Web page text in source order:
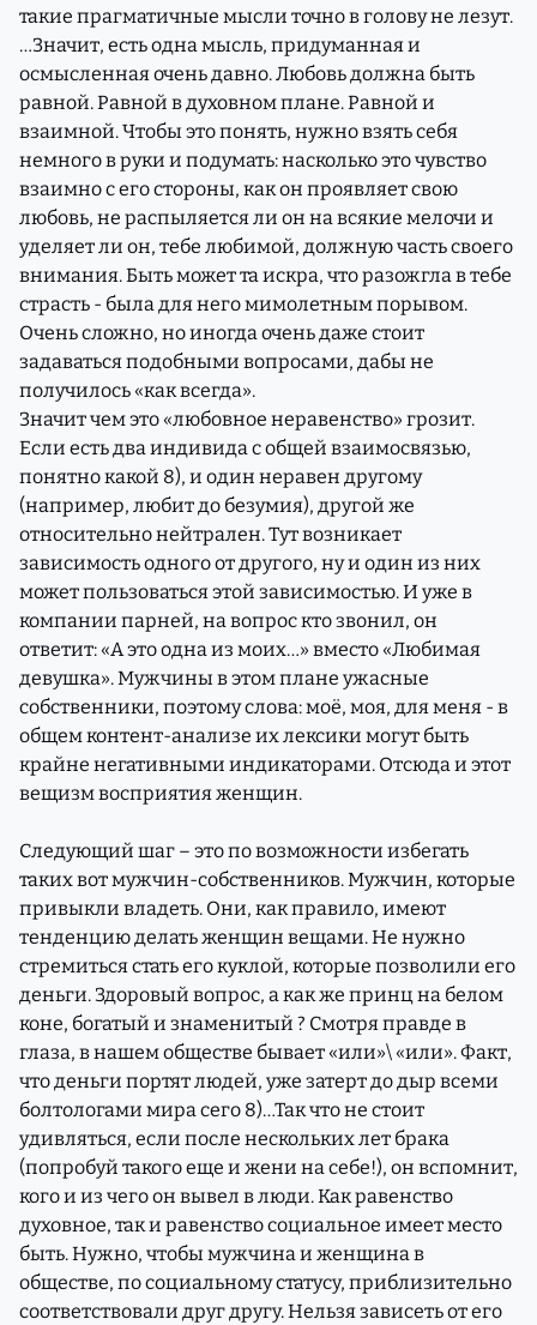
такие прагматичные мысли точно в голову не лезут.
…Значит, есть одна мысль, придуманная и
осмысленная очень давно. Любовь должна быть
равной. Равной в духовном плане. Равной и
взаимной. Чтобы это понять, нужно взять себя
немного в руки и подумать: насколько это чувство
взаимно с его стороны, как он проявляет свою
любовь, не распыляется ли он на всякие мелочи и
уделяет ли он, тебе любимой, должную часть своего
внимания. Быть может та искра, что разожгла в тебе
страсть - была для него мимолетным порывом.
Очень сложно, но иногда очень даже стоит
задаваться подобными вопросами, дабы не
получилось «как всегда».
Значит чем это «любовное неравенство» грозит.
Если есть два индивида с общей взаимосвязью,
понятно какой 8), и один неравен другому
(например, любит до безумия), другой же
относительно нейтрален. Тут возникает
зависимость одного от другого, ну и один из них
может пользоваться этой зависимостью. И уже в
компании парней, на вопрос кто звонил, он
ответит: «А это одна из моих…» вместо «Любимая
девушка». Мужчины в этом плане ужасные
собственники, поэтому слова: моё, моя, для меня - в
общем контент-анализе их лексики могут быть
крайне негативными индикаторами. Отсюда и этот
вещизм восприятия женщин.
Следующий шаг – это по возможности избегать
таких вот мужчин-собственников. Мужчин, которые
привыкли владеть. Они, как правило, имеют
тенденцию делать женщин вещами. Не нужно
стремиться стать его куклой, которые позволили его
деньги. Здоровый вопрос, а как же принц на белом
коне, богатый и знаменитый ? Смотря правде в
глаза, в нашем обществе бывает «или»\ «или». Факт,
что деньги портят людей, уже затерт до дыр всеми
болтологами мира сего 8)…Так что не стоит
удивляться, если после нескольких лет брака
(попробуй такого еще и жени на себе!), он вспомнит,
кого и из чего он вывел в люди. Как равенство
духовное, так и равенство социальное имеет место
быть. Нужно, чтобы мужчина и женщина в
обществе, по социальному статусу, приблизительно
соответствовали друг другу. Нельзя зависеть от его